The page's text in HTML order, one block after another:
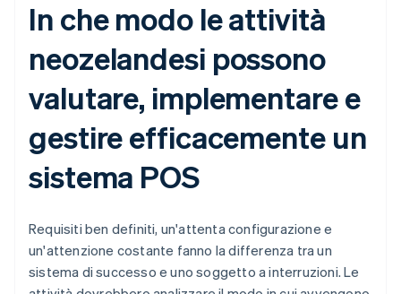
In che modo le attività
neozelandesi possono
valutare, implementare e
gestire efficacemente un
sistema POS
Requisiti ben definiti, un'attenta configurazione e
un'attenzione costante fanno la differenza tra un
sistema di successo e uno soggetto a interruzioni. Le